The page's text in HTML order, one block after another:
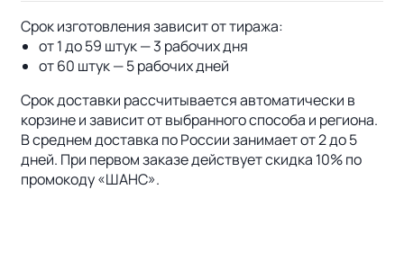
Срок изготовления зависит от тиража:
от 1 до 59 штук — 3 рабочих дня
от 60 штук — 5 рабочих дней
Срок доставки рассчитывается автоматически в
корзине и зависит от выбранного способа и региона.
В среднем доставка по России занимает от 2 до 5
дней. При первом заказе действует скидка 10% по
промокоду «ШАНС».